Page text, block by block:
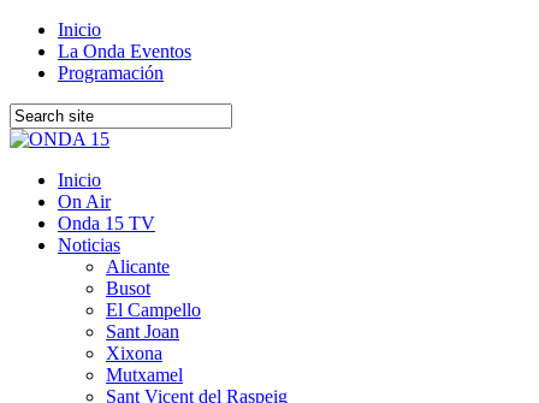
Inicio
La Onda Eventos
Programación
Inicio
On Air
Onda 15 TV
Noticias
Alicante
Busot
El Campello
Sant Joan
Xixona
Mutxamel
Sant Vicent del Raspeig